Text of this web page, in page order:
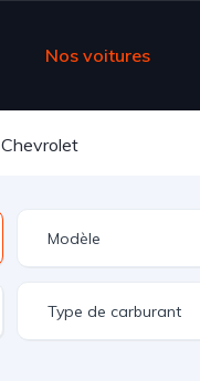
Nos voitures
Chevrolet